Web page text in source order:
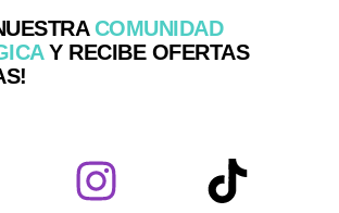
COMUNIDAD
Y RECIBE OFERTAS